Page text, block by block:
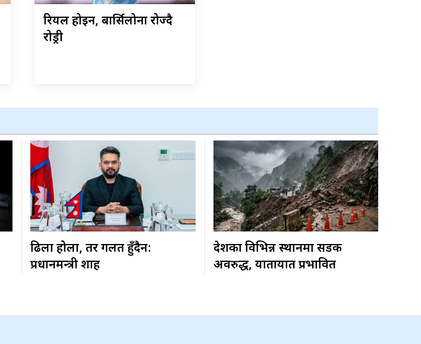
रियल होइन, बार्सिलोना रोज्दै
रोड्री
ढिला होला, तर गलत हुँदैन:
प्रधानमन्त्री शाह
देशका विभिन्न स्थानमा सडक
अवरुद्ध, यातायात प्रभावित